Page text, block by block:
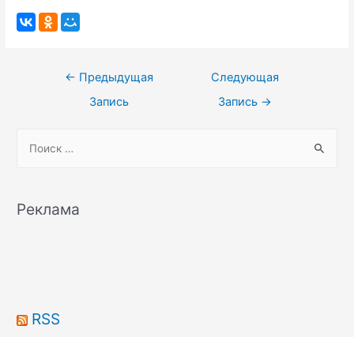
Навигация
← Предыдущая
Запись
Следующая
Запись →
r
:
Реклама
RSS